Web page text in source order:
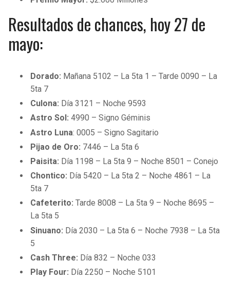
Resultados de chances, hoy 27 de
mayo:
Dorado: Mañana 5102 – La 5ta 1 – Tarde 0090 – La
5ta 7
Culona: Día 3121 – Noche 9593
Astro Sol: 4990 – Signo Géminis
Astro Luna: 0005 – Signo Sagitario
Pijao de Oro: 7446 – La 5ta 6
Paisita: Día 1198 – La 5ta 9 – Noche 8501 – Conejo
Chontico: Día 5420 – La 5ta 2 – Noche 4861 – La
5ta 7
Cafeterito:Tarde 8008 – La 5ta 9 – Noche 8695 –
La 5ta 5
Sinuano: Día 2030 – La 5ta 6 – Noche 7938 – La 5ta
5
Cash Three: Día 832 – Noche 033
Play Four: Día 2250 – Noche 5101